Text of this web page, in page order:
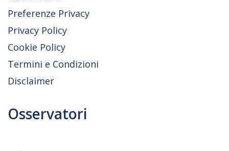
Preferenze Privacy
Privacy Policy
Cookie Policy
Termini e Condizioni
Disclaimer
Osservatori